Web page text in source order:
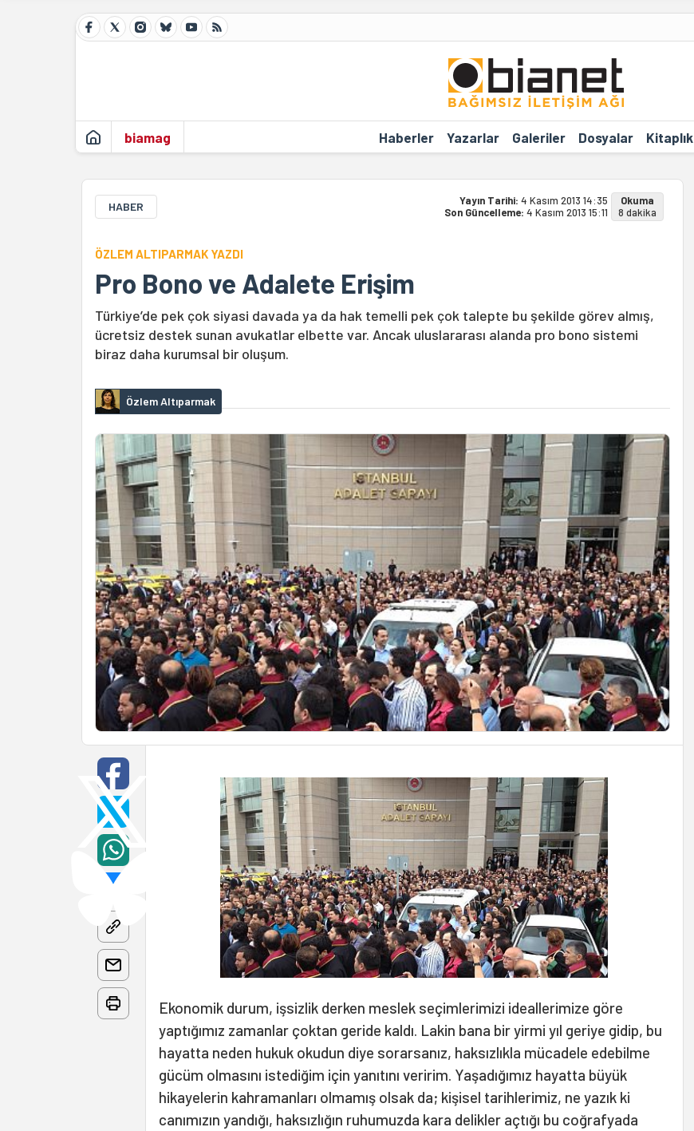
biamag Haberler Yazarlar Galeriler Dosyalar Kitaplık
HABER Yayın Tarihi: 4 Kasım 2013 14:35
Son Güncelleme: 4 Kasım 2013 15:11
Okuma
8 dakika
ÖZLEM ALTIPARMAK YAZDI
Pro Bono ve Adalete Erişim
Türkiye’de pek çok siyasi davada ya da hak temelli pek çok talepte bu şekilde görev almış,
ücretsiz destek sunan avukatlar elbette var. Ancak uluslararası alanda pro bono sistemi
biraz daha kurumsal bir oluşum.
Özlem Altıparmak
Ekonomik durum, işsizlik derken meslek seçimlerimizi ideallerimize göre
yaptığımız zamanlar çoktan geride kaldı. Lakin bana bir yirmi yıl geriye gidip, bu
hayatta neden hukuk okudun diye sorarsanız, haksızlıkla mücadele edebilme
gücüm olmasını istediğim için yanıtını veririm. Yaşadığımız hayatta büyük
hikayelerin kahramanları olmamış olsak da; kişisel tarihlerimiz, ne yazık ki
canımızın yandığı, haksızlığın ruhumuzda kara delikler açtığı bu coğrafyada